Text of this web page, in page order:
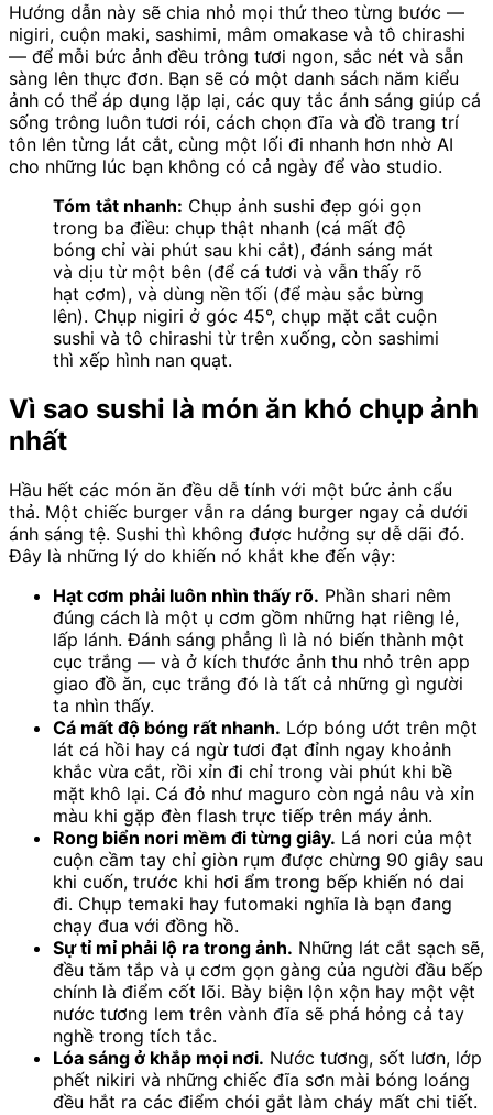
Hướng dẫn này sẽ chia nhỏ mọi thứ theo từng bước —
nigiri, cuộn maki, sashimi, mâm omakase và tô chirashi
— để mỗi bức ảnh đều trông tươi ngon, sắc nét và sẵn
sàng lên thực đơn. Bạn sẽ có một danh sách năm kiểu
ảnh có thể áp dụng lặp lại, các quy tắc ánh sáng giúp cá
sống trông luôn tươi rói, cách chọn đĩa và đồ trang trí
tôn lên từng lát cắt, cùng một lối đi nhanh hơn nhờ AI
cho những lúc bạn không có cả ngày để vào studio.
Tóm tắt nhanh: Chụp ảnh sushi đẹp gói gọn
trong ba điều: chụp thật nhanh (cá mất độ
bóng chỉ vài phút sau khi cắt), đánh sáng mát
và dịu từ một bên (để cá tươi và vẫn thấy rõ
hạt cơm), và dùng nền tối (để màu sắc bừng
lên). Chụp nigiri ở góc 45°, chụp mặt cắt cuộn
sushi và tô chirashi từ trên xuống, còn sashimi
thì xếp hình nan quạt.
Vì sao sushi là món ăn khó chụp ảnh
nhất
Hầu hết các món ăn đều dễ tính với một bức ảnh cẩu
thả. Một chiếc burger vẫn ra dáng burger ngay cả dưới
ánh sáng tệ. Sushi thì không được hưởng sự dễ dãi đó.
Đây là những lý do khiến nó khắt khe đến vậy:
Hạt cơm phải luôn nhìn thấy rõ. Phần shari nêm
đúng cách là một ụ cơm gồm những hạt riêng lẻ,
lấp lánh. Đánh sáng phẳng lì là nó biến thành một
cục trắng — và ở kích thước ảnh thu nhỏ trên app
giao đồ ăn, cục trắng đó là tất cả những gì người
ta nhìn thấy.
Cá mất độ bóng rất nhanh. Lớp bóng ướt trên một
lát cá hồi hay cá ngừ tươi đạt đỉnh ngay khoảnh
khắc vừa cắt, rồi xỉn đi chỉ trong vài phút khi bề
mặt khô lại. Cá đỏ như maguro còn ngả nâu và xỉn
màu khi gặp đèn flash trực tiếp trên máy ảnh.
Rong biển nori mềm đi từng giây. Lá nori của một
cuộn cầm tay chỉ giòn rụm được chừng 90 giây sau
khi cuốn, trước khi hơi ẩm trong bếp khiến nó dai
đi. Chụp temaki hay futomaki nghĩa là bạn đang
chạy đua với đồng hồ.
Sự tỉ mỉ phải lộ ra trong ảnh. Những lát cắt sạch sẽ,
đều tăm tắp và ụ cơm gọn gàng của người đầu bếp
chính là điểm cốt lõi. Bày biện lộn xộn hay một vệt
nước tương lem trên vành đĩa sẽ phá hỏng cả tay
nghề trong tích tắc.
Lóa sáng ở khắp mọi nơi. Nước tương, sốt lươn, lớp
phết nikiri và những chiếc đĩa sơn mài bóng loáng
đều hắt ra các điểm chói gắt làm cháy mất chi tiết.